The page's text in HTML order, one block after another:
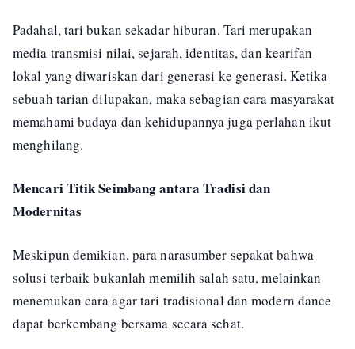
Padahal, tari bukan sekadar hiburan. Tari merupakan
media transmisi nilai, sejarah, identitas, dan kearifan
lokal yang diwariskan dari generasi ke generasi. Ketika
sebuah tarian dilupakan, maka sebagian cara masyarakat
memahami budaya dan kehidupannya juga perlahan ikut
menghilang.
Mencari Titik Seimbang antara Tradisi dan
Modernitas
Meskipun demikian, para narasumber sepakat bahwa
solusi terbaik bukanlah memilih salah satu, melainkan
menemukan cara agar tari tradisional dan modern dance
dapat berkembang bersama secara sehat.